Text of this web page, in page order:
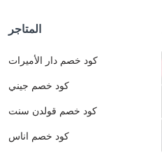
المتاجر
كود خصم دار الأميرات
كود خصم جيني
كود خصم قولدن سنت
كود خصم اناس